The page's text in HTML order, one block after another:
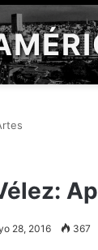
28, 2016 367